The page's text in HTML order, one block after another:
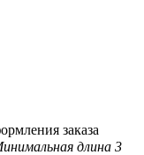
заказа
длина 3